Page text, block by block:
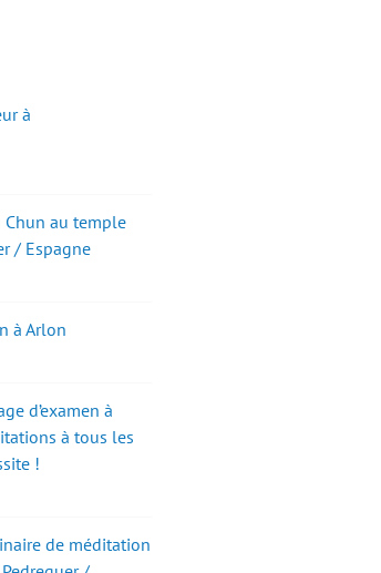
à
Chun au temple
/ Espagne
à Arlon
d’examen à
à tous les
!
de méditation